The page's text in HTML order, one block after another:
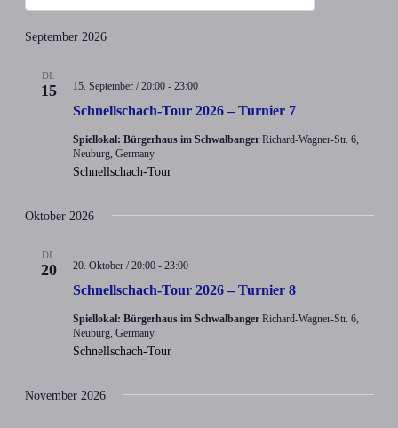
September 2026
DI.
15
Schnellschach-Tour 2026 – Turnier 7
15. September / 20:00- 23:00
Spiellokal: Bürgerhaus im Schwalbanger Richard-Wagner-Str. 6,
Neuburg, Germany
Schnellschach-Tour
Oktober 2026
DI.
20
Schnellschach-Tour 2026 – Turnier 8
20. Oktober / 20:00- 23:00
Spiellokal: Bürgerhaus im Schwalbanger Richard-Wagner-Str. 6,
Neuburg, Germany
Schnellschach-Tour
November 2026